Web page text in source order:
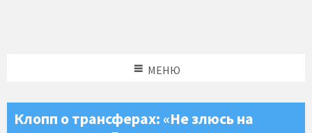
МЕНЮ
Клопп о трансферах: «Не злюсь на